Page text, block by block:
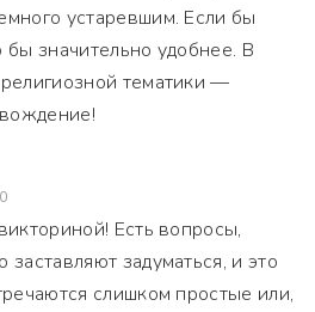
устаревшим. Если бы
значительно удобнее. В
тематики —
Есть вопросы,
заставляют задуматься, и это
слишком простые или,